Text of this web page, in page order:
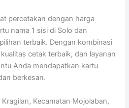
percetakan dengan harga
nama 1 sisi di Solo dan
terbaik. Dengan kombinasi
cetak terbaik, dan layanan
Anda mendapatkan kartu
berkesan.
Kecamatan Mojolaban,